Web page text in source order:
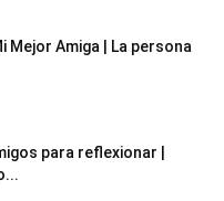
Mejor Amiga | La persona
para reflexionar |